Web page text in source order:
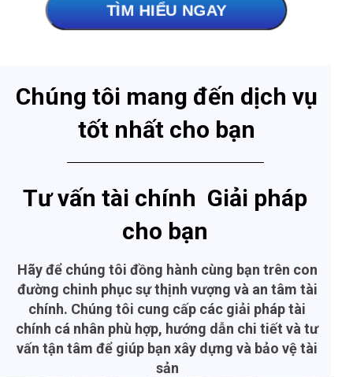
TÌM HIỂU NGAY
Chúng tôi mang đến dịch vụ
tốt nhất cho bạn
Tư vấn tài chính Giải pháp
cho bạn
Hãy để chúng tôi đồng hành cùng bạn trên con
đường chinh phục sự thịnh vượng và an tâm tài
chính. Chúng tôi cung cấp các giải pháp tài
chính cá nhân phù hợp, hướng dẫn chi tiết và tư
vấn tận tâm để giúp bạn xây dựng và bảo vệ tài
sản